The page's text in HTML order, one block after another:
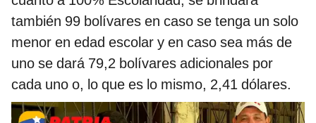
también 99 bolívares en caso se tenga un solo
menor en edad escolar y en caso sea más de
uno se dará 79,2 bolívares adicionales por
cada uno o, lo que es lo mismo, 2,41 dólares.